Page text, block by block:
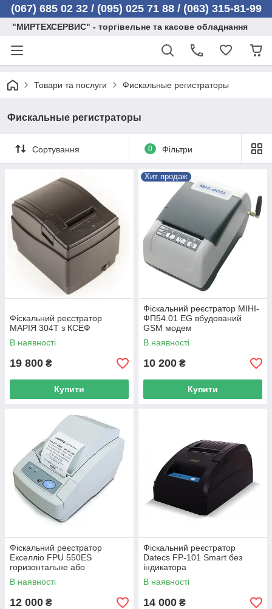
(067) 685 02 32 / (095) 025 71 88 / (063) 315-81-99
"МИРТЕХСЕРВИС" - торгівельне та касове обладнання
Товари та послуги Фискальные регистраторы
Фискальные регистраторы
Сортування 0 Фільтри
Фіскальний реєстратор
МАРІЯ 304T з КСЕФ
В наявності
19 800 ₴
Купити
Хит продаж
Фіскальний реєстратор МІНІ-
ФП54.01 EG вбудований
GSM модем
В наявності
10 200 ₴
Купити
Фіскальний реєстратор
Екселліо FPU 550ES
горизонтальне або
вертикальне розміщення
В наявності
12 000 ₴
Фіскальний реєстратор
Datecs FP-101 Smart без
індикатора
В наявності
14 000 ₴